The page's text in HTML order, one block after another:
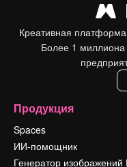
Креативная
Более 1 миллиона
Продукция
Spaces
ИИ-помощник
Генератор